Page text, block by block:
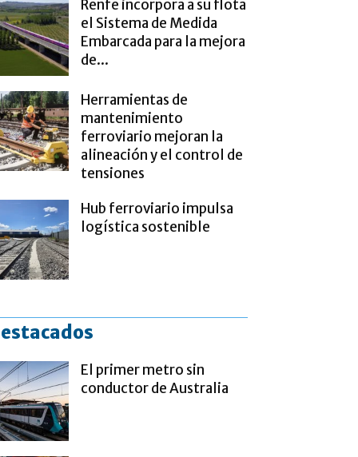
Renfe incorpora a su flota
el Sistema de Medida
Embarcada para la mejora
de...
Herramientas de
mantenimiento
ferroviario mejoran la
alineación y el control de
tensiones
Hub ferroviario impulsa
logística sostenible
El primer metro sin
conductor de Australia